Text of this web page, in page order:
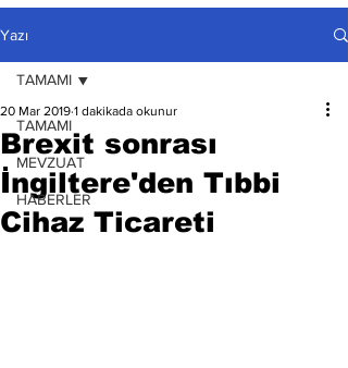
Yazı
TAMAMI
MEVZUAT
HABERLER
TAMAMI
Brexit sonrası
İngiltere'den Tıbbi
Cihaz Ticareti
20 Mar 2019 1 dakikada okunur